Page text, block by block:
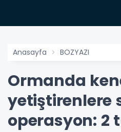
Anasayfa BOZYAZI
Ormanda
yetiştirenlere
operasyon: 2